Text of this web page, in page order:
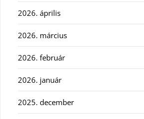
2026. április
2026. március
2026. február
2026. január
2025. december